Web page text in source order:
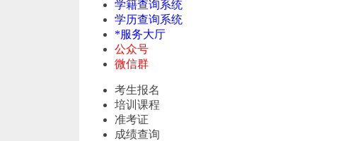
学籍查询系统
学历查询系统
*服务大厅
公众号
微信群
考生报名
培训课程
准考证
成绩查询